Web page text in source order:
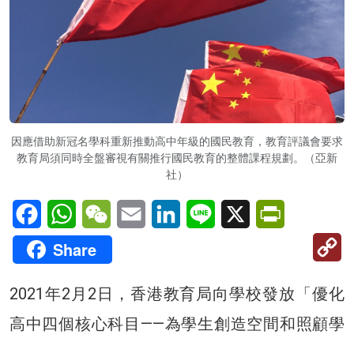
因應借助新冠名學科重新推動高中年級的國民教育，教育評議會要求
教育局須同時全盤審視有關推行國民教育的整體課程規劃。（亞新
社）
FacebookWhatsAppWeChatEmail LinkedInLine X
Share
2021年2月2日，香港教育局向學校發放「優化
高中四個核心科目——為學生創造空間和照顧學